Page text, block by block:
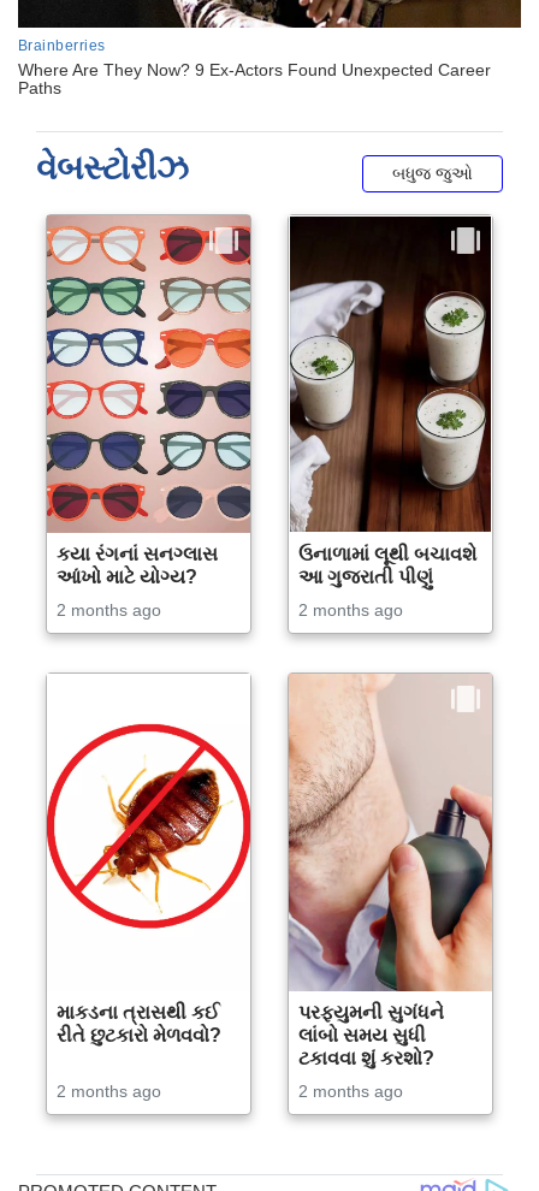
વેબસ્ટોરીઝ બધુજ જુઓ
કયા રંગનાં સનગ્લાસ
આંખો માટે યોગ્ય?
2 months ago
ઉનાળામાં લૂથી બચાવશે
આ ગુજરાતી પીણું
2 months ago
માકડના ત્રાસથી કઈ
રીતે છુટકારો મેળવવો?
2 months ago
પરફ્યુમની સુગંધને
લાંબો સમય સુધી
ટકાવવા શું કરશો?
2 months ago